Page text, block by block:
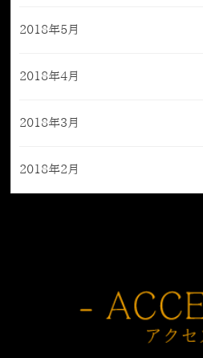
2018年5月
2018年4月
2018年3月
2018年2月